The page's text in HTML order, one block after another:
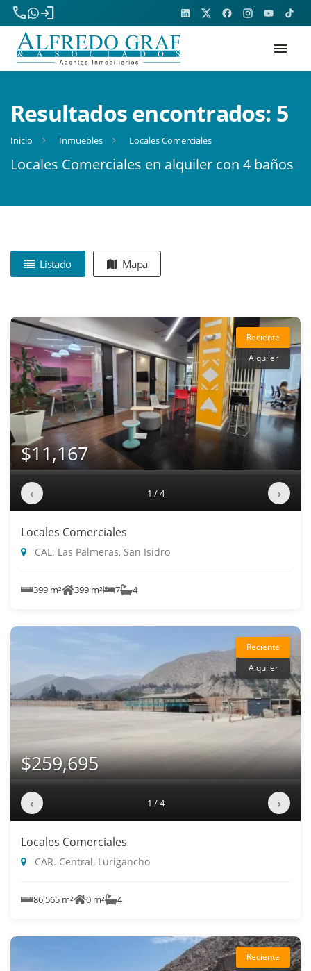
phone
login
menu
Resultados encontrados: 5
Inicio Inmuebles Locales Comerciales
Locales Comerciales en alquiler con 4 baños
Listado Mapa
Reciente
Alquiler
$11,167
‹ 1 / 4 ›
Locales Comerciales
CAL. Las Palmeras, San Isidro
399 m² 399 m² 7 4
Reciente
Alquiler
$259,695
‹ 1 / 4 ›
Locales Comerciales
CAR. Central, Lurigancho
86,565 m² 0 m² 4
Reciente